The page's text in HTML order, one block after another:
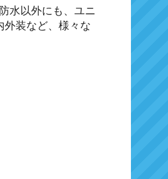
水以外にも、ユニ
外装など、様々な